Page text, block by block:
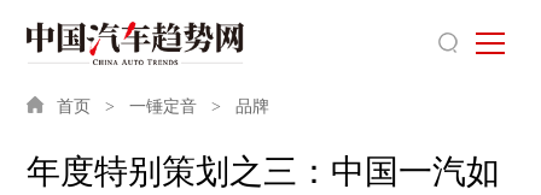
首页 一锤定音 品牌
年度特别策划之三：中国一汽如